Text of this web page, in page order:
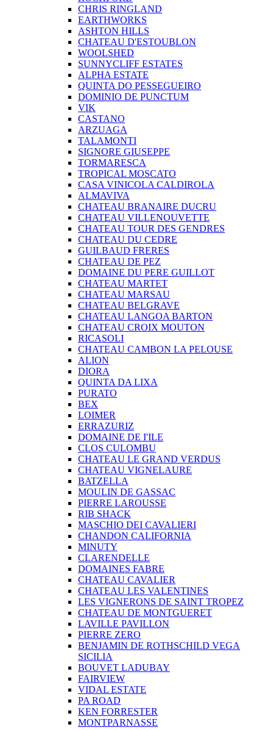
CHRIS RINGLAND
EARTHWORKS
ASHTON HILLS
CHATEAU D'ESTOUBLON
WOOLSHED
SUNNYCLIFF ESTATES
ALPHA ESTATE
QUINTA DO PESSEGUEIRO
DOMINIO DE PUNCTUM
VIK
CASTANO
ARZUAGA
TALAMONTI
SIGNORE GIUSEPPE
TORMARESCA
TROPICAL MOSCATO
CASA VINICOLA CALDIROLA
ALMAVIVA
CHATEAU BRANAIRE DUCRU
CHATEAU VILLENOUVETTE
CHATEAU TOUR DES GENDRES
CHATEAU DU CEDRE
GUILBAUD FRERES
CHATEAU DE PEZ
DOMAINE DU PERE GUILLOT
CHATEAU MARTET
CHATEAU MARSAU
CHATEAU BELGRAVE
CHATEAU LANGOA BARTON
CHATEAU CROIX MOUTON
RICASOLI
CHATEAU CAMBON LA PELOUSE
ALION
DIORA
QUINTA DA LIXA
PURATO
BEX
LOIMER
ERRAZURIZ
DOMAINE DE I'ILE
CLOS CULOMBU
CHATEAU LE GRAND VERDUS
CHATEAU VIGNELAURE
BATZELLA
MOULIN DE GASSAC
PIERRE LAROUSSE
RIB SHACK
MASCHIO DEI CAVALIERI
CHANDON CALIFORNIA
MINUTY
CLARENDELLE
DOMAINES FABRE
CHATEAU CAVALIER
CHATEAU LES VALENTINES
LES VIGNERONS DE SAINT TROPEZ
CHATEAU DE MONTGUERET
LAVILLE PAVILLON
PIERRE ZERO
BENJAMIN DE ROTHSCHILD VEGA
SICILIA
BOUVET LADUBAY
FAIRVIEW
VIDAL ESTATE
PA ROAD
KEN FORRESTER
MONTPARNASSE